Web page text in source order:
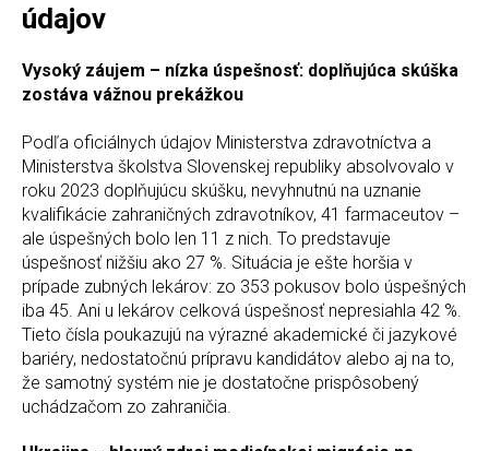
údajov
Vysoký záujem – nízka úspešnosť: doplňujúca skúška
zostáva vážnou prekážkou
Podľa oficiálnych údajov Ministerstva zdravotníctva a
Ministerstva školstva Slovenskej republiky absolvovalo v
roku 2023 doplňujúcu skúšku, nevyhnutnú na uznanie
kvalifikácie zahraničných zdravotníkov, 41 farmaceutov –
ale úspešných bolo len 11 z nich. To predstavuje
úspešnosť nižšiu ako 27 %. Situácia je ešte horšia v
prípade zubných lekárov: zo 353 pokusov bolo úspešných
iba 45. Ani u lekárov celková úspešnosť nepresiahla 42 %.
Tieto čísla poukazujú na výrazné akademické či jazykové
bariéry, nedostatočnú prípravu kandidátov alebo aj na to,
že samotný systém nie je dostatočne prispôsobený
uchádzačom zo zahraničia.